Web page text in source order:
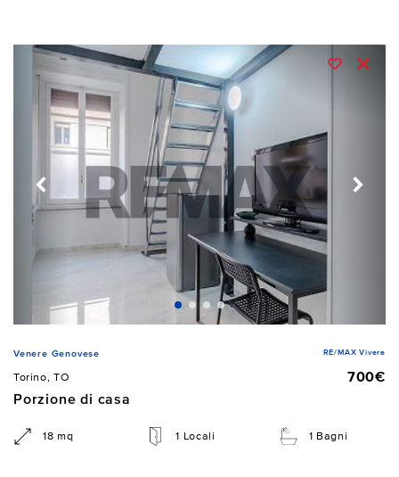
Venere Genovese RE/MAX Vivere
Torino, TO
700€
Porzione di casa
18 mq 1 Locali 1 Bagni